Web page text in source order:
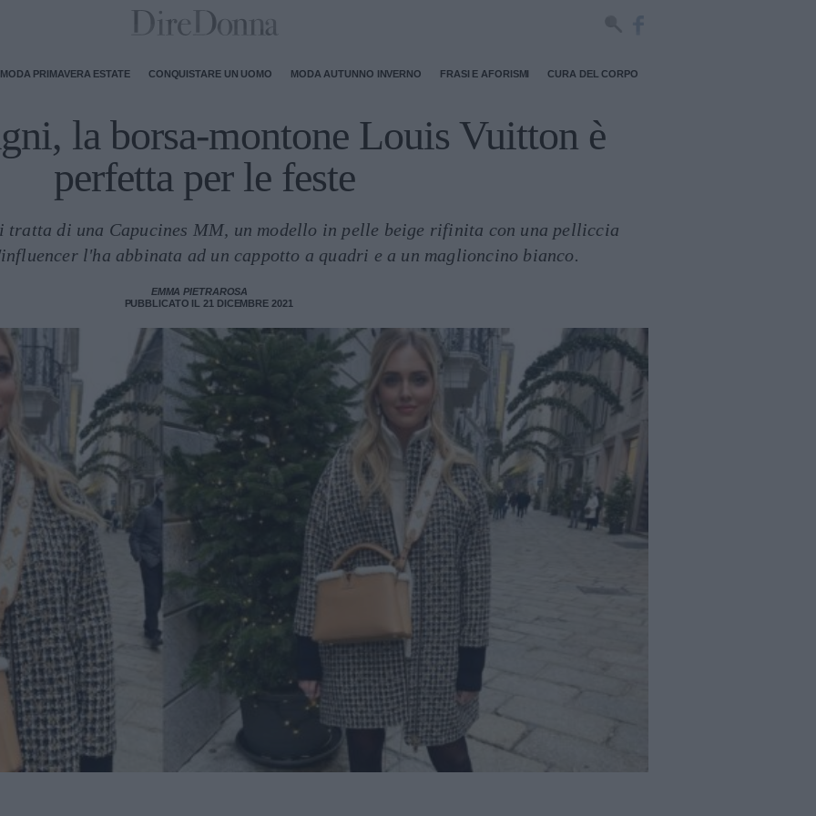
MODA PRIMAVERA ESTATE CONQUISTARE UN UOMO MODA AUTUNNO INVERNO FRASI E AFORISMI CURA DEL CORPO
la borsa-montone Louis Vuitton è
perfetta per le feste
tratta di una Capucines MM, un modello in pelle beige rifinita con una pelliccia
l'ha abbinata ad un cappotto a quadri e a un maglioncino bianco.
EMMA PIETRAROSA
PUBBLICATO IL 21 DICEMBRE 2021